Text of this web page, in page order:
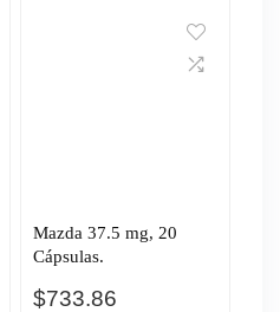
Mazda 37.5 mg, 20
Cápsulas.
$733.86